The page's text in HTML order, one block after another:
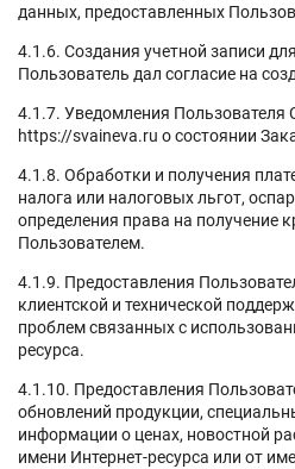
данных, предоставленных
4.1.6. Создания учетной записи
Пользователь дал согласие на
4.1.7. Уведомления Пользователя
https://svaineva.ru о состоянии
4.1.8. Обработки и получения
налога или налоговых льгот,
определения права на получение
Пользователем.
4.1.9. Предоставления
клиентской и технической
проблем связанных с
ресурса.
4.1.10. Предоставления
обновлений продукции,
информации о ценах, новостной
имени Интернет-ресурса или от